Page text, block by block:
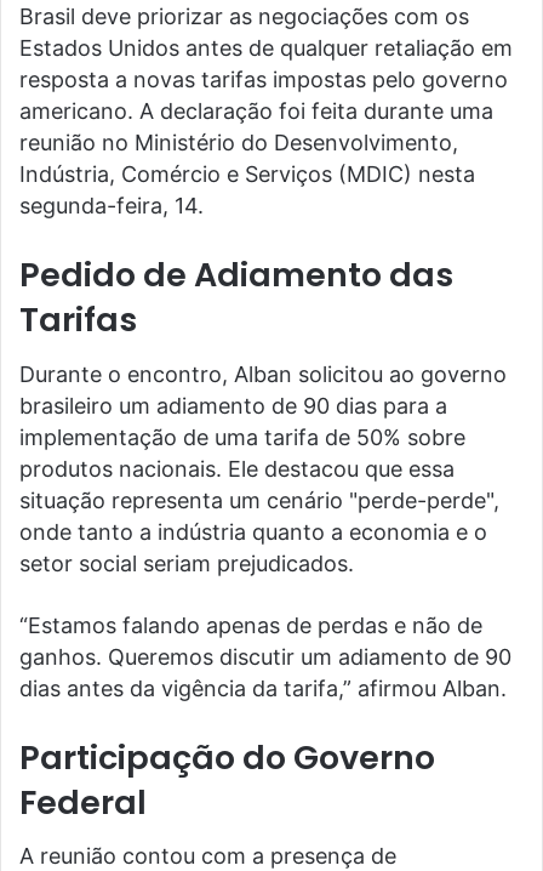
Brasil deve priorizar as negociações com os
Estados Unidos antes de qualquer retaliação em
resposta a novas tarifas impostas pelo governo
americano. A declaração foi feita durante uma
reunião no Ministério do Desenvolvimento,
Indústria, Comércio e Serviços (MDIC) nesta
segunda-feira, 14.
Pedido de Adiamento das
Tarifas
Durante o encontro, Alban solicitou ao governo
brasileiro um adiamento de 90 dias para a
implementação de uma tarifa de 50% sobre
produtos nacionais. Ele destacou que essa
situação representa um cenário "perde-perde",
onde tanto a indústria quanto a economia e o
setor social seriam prejudicados.
“Estamos falando apenas de perdas e não de
ganhos. Queremos discutir um adiamento de 90
dias antes da vigência da tarifa,” afirmou Alban.
Participação do Governo
Federal
A reunião contou com a presença de